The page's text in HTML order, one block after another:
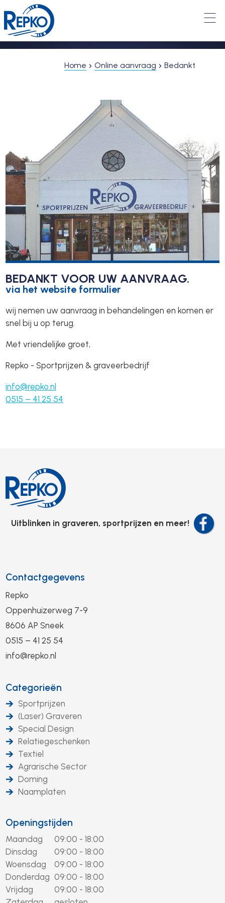
Home Online aanvraag Bedankt
BEDANKT VOOR UW AANVRAAG.
via het website formulier
wij nemen uw aanvraag in behandelingen en komen er
snel bij u op terug.
Met vriendelijke groet,
Repko - Sportprijzen & graveerbedrijf
info@repko.nl
0515 – 41 25 54
Uitblinken in graveren, sportprijzen en meer!
Contactgegevens
Repko
Oppenhuizerweg 7-9
8606 AP Sneek
0515 – 41 25 54
info@repko.nl
Categorieën
Sportprijzen
(Laser) Graveren
Special Design
Relatiegeschenken
Textiel
Agrarische Sector
Doming
Naamplaten
Openingstijden
Maandag
09:00 - 18:00
Dinsdag
09:00 - 18:00
Woensdag
09:00 - 18:00
Donderdag 09:00 - 18:00
Vrijdag
09:00 - 18:00